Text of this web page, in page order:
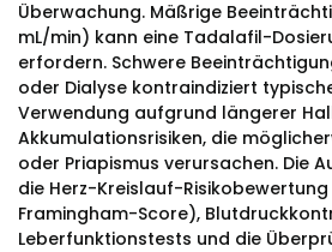
Überwachung. Mäßrige
mL/min) kann eine Tadalafil-
erfordern. Schwere
oder Dialyse kontraindiziert
Verwendung aufgrund längerer
Akkumulationsrisiken, die
oder Priapismus verursachen. Die
die Herz-Kreislauf-Risikobewertung
Framingham-Score),
Leberfunktionstests und die